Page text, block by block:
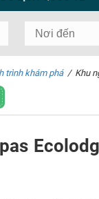
trình khám phá / Khu